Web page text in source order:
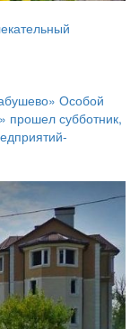
Особой
прошел субботник,